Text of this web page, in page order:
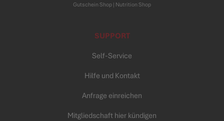
Gutschein Shop | Nutrition Shop
SUPPORT
Self-Service
Hilfe und Kontakt
Anfrage einreichen
Mitgliedschaft hier kündigen